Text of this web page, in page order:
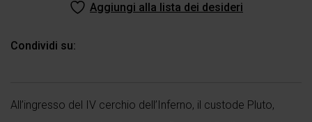
Aggiungi alla lista dei desideri
Condividi su:
All’ingresso del IV cerchio dell’Inferno, il custode Pluto,